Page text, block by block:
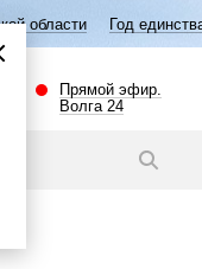
Год единства народов
Прямой эфир.
Волга 24